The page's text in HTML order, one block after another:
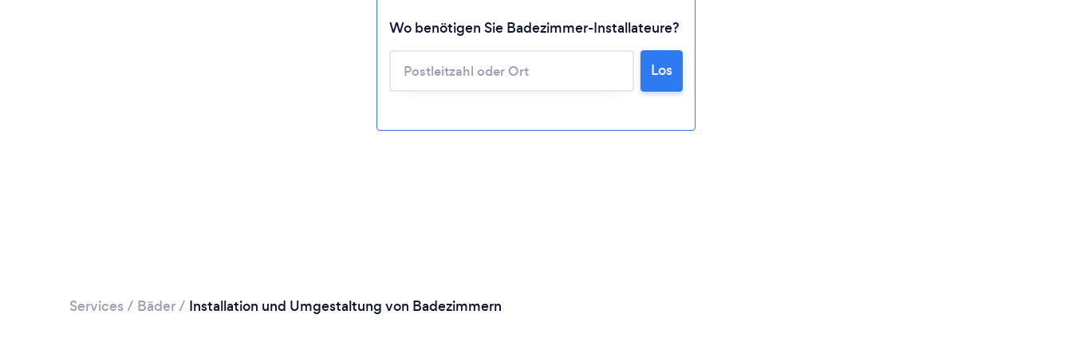
Lädt ...
Bitte warten ...
Wo benötigen Sie Badezimmer-Installateure?
Los
Services / Bäder/ Installation und Umgestaltung von Badezimmern